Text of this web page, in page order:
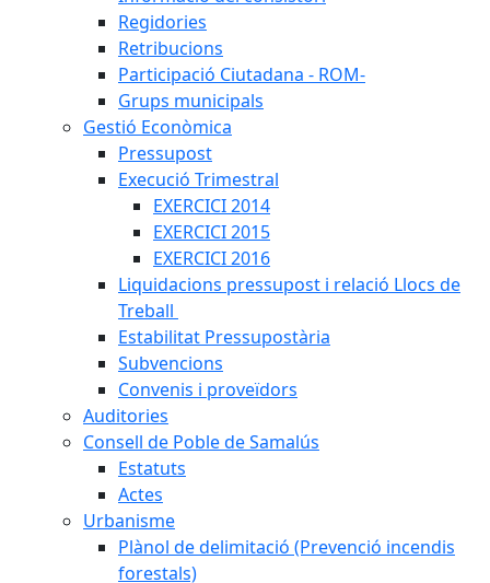
Regidories
Retribucions
Participació Ciutadana - ROM-
Grups municipals
Gestió Econòmica
Pressupost
Execució Trimestral
EXERCICI 2014
EXERCICI 2015
EXERCICI 2016
Liquidacions pressupost i relació Llocs de
Treball
Estabilitat Pressupostària
Subvencions
Convenis i proveïdors
Auditories
Consell de Poble de Samalús
Estatuts
Actes
Urbanisme
Plànol de delimitació (Prevenció incendis
forestals)